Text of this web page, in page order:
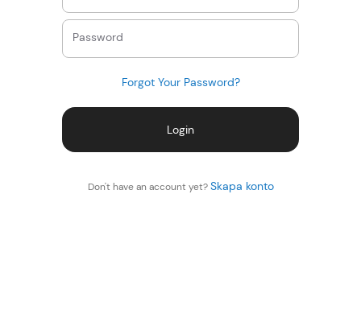
Password
Forgot Your Password?
Login
Don't have an account yet?Skapa konto